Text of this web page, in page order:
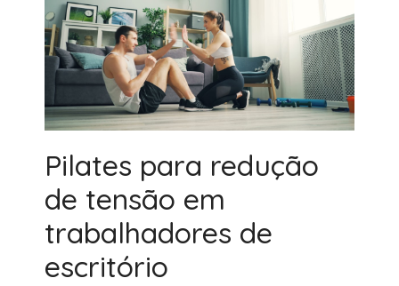
Pilates para redução
de tensão em
trabalhadores de
escritório